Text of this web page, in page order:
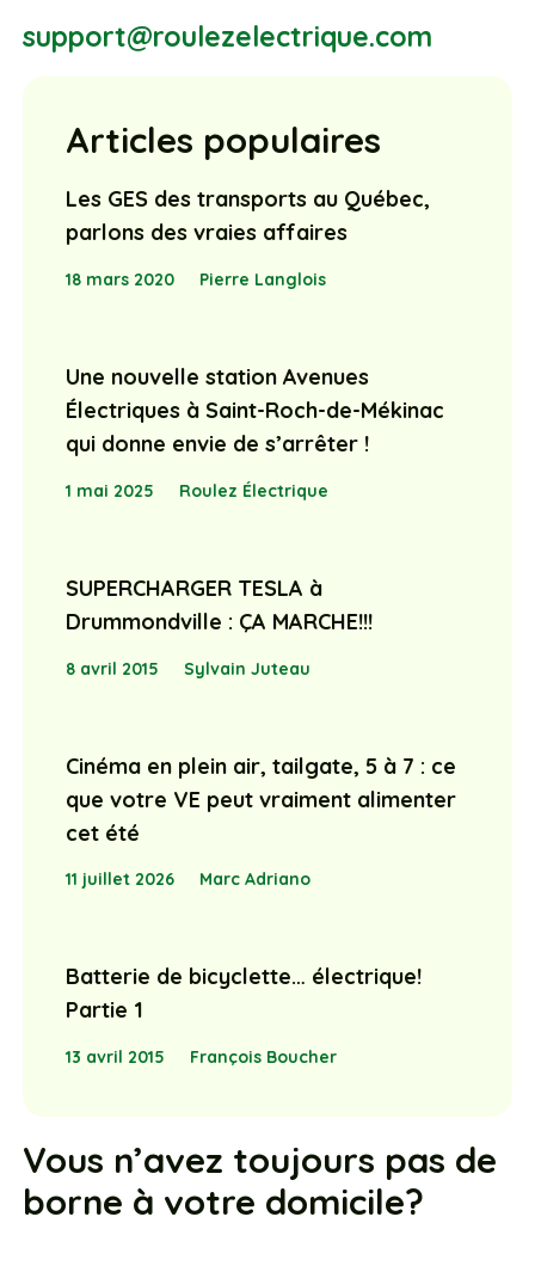
support@roulezelectrique.com
Articles populaires
Les GES des transports au Québec,
parlons des vraies affaires
18 mars 2020 Pierre Langlois
Une nouvelle station Avenues
Électriques à Saint-Roch-de-Mékinac
qui donne envie de s’arrêter !
1 mai 2025 Roulez Électrique
SUPERCHARGER TESLA à
Drummondville : ÇA MARCHE!!!
8 avril 2015 Sylvain Juteau
Cinéma en plein air, tailgate, 5 à 7 : ce
que votre VE peut vraiment alimenter
cet été
11 juillet 2026 Marc Adriano
Batterie de bicyclette… électrique!
Partie 1
13 avril 2015 François Boucher
Vous n’avez toujours pas de
borne à votre domicile?